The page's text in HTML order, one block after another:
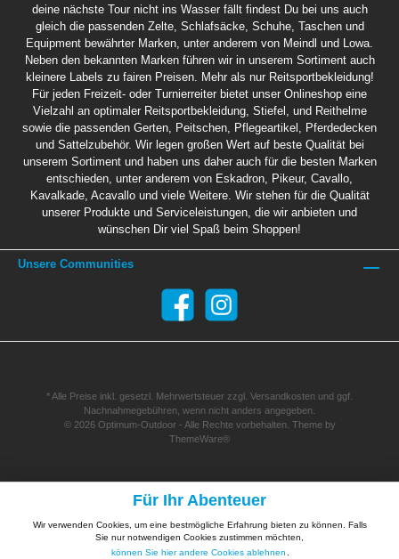
deine nächste Tour nicht ins Wasser fällt findest Du bei uns auch
gleich die passenden Zelte, Schlafsäcke, Schuhe, Taschen und
Equipment bewährter Marken, unter anderem von Meindl und Lowa.
Neben den bekannten Marken führen wir in unserem Sortiment auch
kleinere Labels zu fairen Preisen. Mehr als nur Reitsportbekleidung!
Für jeden Freizeit- oder Turnierreiter bietet unser Onlineshop eine
Vielzahl an optimaler Reitsportbekleidung, Stiefel, und Reithelme
sowie die passenden Gerten, Peitschen, Pflegeartikel, Pferdedecken
und Sattelzubehör. Wir legen großen Wert auf beste Qualität bei
unserem Sortiment und haben uns daher auch für die besten Marken
entschieden, unter anderem von Eskadron, Pikeur, Cavallo,
Kavalkade, Acavallo und viele Weitere. Wir stehen für die Qualität
unserer Produkte und Serviceleistungen, die wir anbieten und
wünschen Dir viel Spaß beim Shoppen!
Unsere Communities
* Alle Preise inkl. gesetzl. Mehrwertsteuer zzgl. Versandkosten und ggf.
Nachnahmegebühren, wenn nicht anders angegeben.
© 2026 Optimum-Outdoor - Alle Rechte vorbehalten. Theme by
ThemeWare®
Für Ihr Abenteuer
Wir verwenden Cookies, um eine bestmögliche Erfahrung bieten zu können. Falls
Sie nur notwendigen Cookies zustimmen möchten,
können Sie hier andere Cookies ablehnen